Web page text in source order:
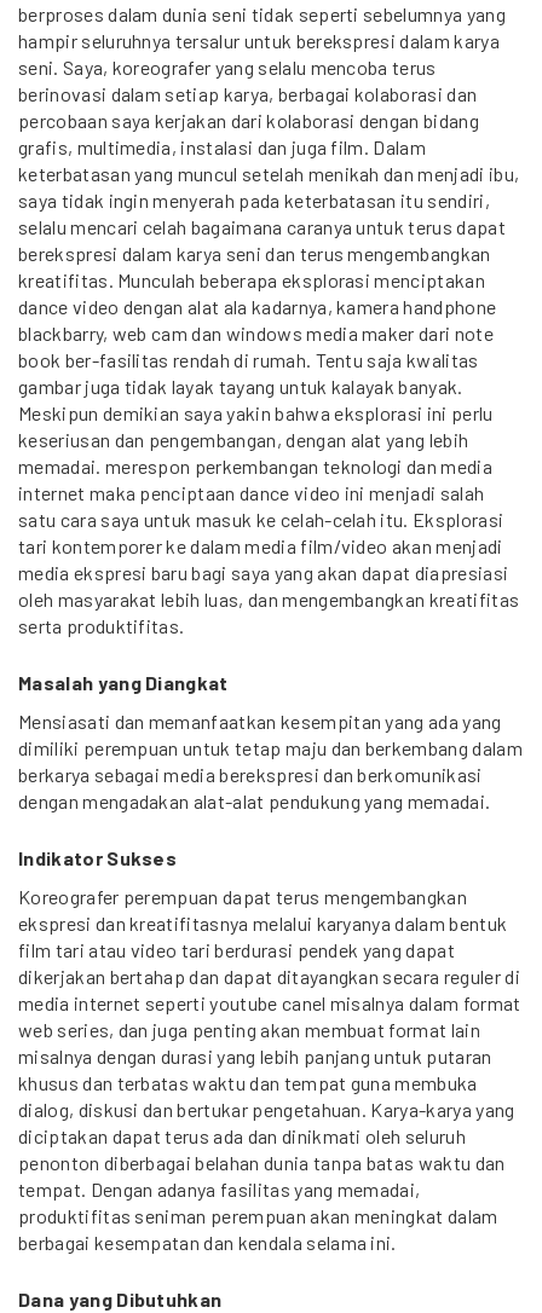
berproses dalam dunia seni tidak seperti sebelumnya yang
hampir seluruhnya tersalur untuk berekspresi dalam karya
seni. Saya, koreografer yang selalu mencoba terus
berinovasi dalam setiap karya, berbagai kolaborasi dan
percobaan saya kerjakan dari kolaborasi dengan bidang
grafis, multimedia, instalasi dan juga film. Dalam
keterbatasan yang muncul setelah menikah dan menjadi ibu,
saya tidak ingin menyerah pada keterbatasan itu sendiri,
selalu mencari celah bagaimana caranya untuk terus dapat
berekspresi dalam karya seni dan terus mengembangkan
kreatifitas. Munculah beberapa eksplorasi menciptakan
dance video dengan alat ala kadarnya, kamera handphone
blackbarry, web cam dan windows media maker dari note
book ber-fasilitas rendah di rumah. Tentu saja kwalitas
gambar juga tidak layak tayang untuk kalayak banyak.
Meskipun demikian saya yakin bahwa eksplorasi ini perlu
keseriusan dan pengembangan, dengan alat yang lebih
memadai. merespon perkembangan teknologi dan media
internet maka penciptaan dance video ini menjadi salah
satu cara saya untuk masuk ke celah-celah itu. Eksplorasi
tari kontemporer ke dalam media film/video akan menjadi
media ekspresi baru bagi saya yang akan dapat diapresiasi
oleh masyarakat lebih luas, dan mengembangkan kreatifitas
serta produktifitas.
Masalah yang Diangkat
Mensiasati dan memanfaatkan kesempitan yang ada yang
dimiliki perempuan untuk tetap maju dan berkembang dalam
berkarya sebagai media berekspresi dan berkomunikasi
dengan mengadakan alat-alat pendukung yang memadai.
Indikator Sukses
Koreografer perempuan dapat terus mengembangkan
ekspresi dan kreatifitasnya melalui karyanya dalam bentuk
film tari atau video tari berdurasi pendek yang dapat
dikerjakan bertahap dan dapat ditayangkan secara reguler di
media internet seperti youtube canel misalnya dalam format
web series, dan juga penting akan membuat format lain
misalnya dengan durasi yang lebih panjang untuk putaran
khusus dan terbatas waktu dan tempat guna membuka
dialog, diskusi dan bertukar pengetahuan. Karya-karya yang
diciptakan dapat terus ada dan dinikmati oleh seluruh
penonton diberbagai belahan dunia tanpa batas waktu dan
tempat. Dengan adanya fasilitas yang memadai,
produktifitas seniman perempuan akan meningkat dalam
berbagai kesempatan dan kendala selama ini.
Dana yang Dibutuhkan